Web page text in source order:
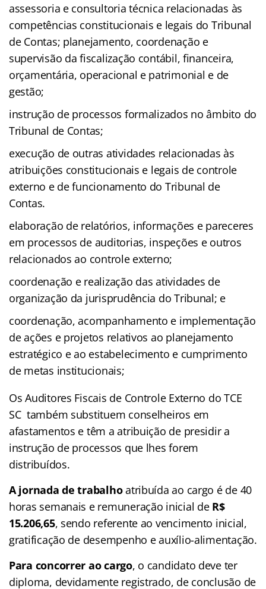
assessoria e consultoria técnica relacionadas às
competências constitucionais e legais do Tribunal
de Contas; planejamento, coordenação e
supervisão da fiscalização contábil, financeira,
orçamentária, operacional e patrimonial e de
gestão;
instrução de processos formalizados no âmbito do
Tribunal de Contas;
execução de outras atividades relacionadas às
atribuições constitucionais e legais de controle
externo e de funcionamento do Tribunal de
Contas.
elaboração de relatórios, informações e pareceres
em processos de auditorias, inspeções e outros
relacionados ao controle externo;
coordenação e realização das atividades de
organização da jurisprudência do Tribunal; e
coordenação, acompanhamento e implementação
de ações e projetos relativos ao planejamento
estratégico e ao estabelecimento e cumprimento
de metas institucionais;
Os Auditores Fiscais de Controle Externo do TCE
SC também substituem conselheiros em
afastamentos e têm a atribuição de presidir a
instrução de processos que lhes forem
distribuídos.
A jornada de trabalhoatribuída ao cargo é de 40
horas semanais e remuneração inicial de R$
15.206,65, sendo referente ao vencimento inicial,
gratificação de desempenho e auxílio-alimentação.
Para concorrer ao cargo, o candidato deve ter
diploma, devidamente registrado, de conclusão de